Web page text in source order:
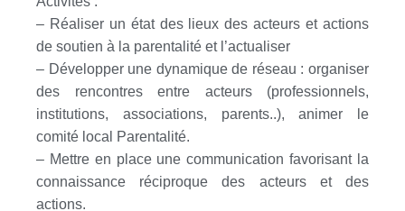
– Réaliser un état des lieux des acteurs et actions
de soutien à la parentalité et l’actualiser
– Développer une dynamique de réseau : organiser
des rencontres entre acteurs (professionnels,
institutions, associations, parents..), animer le
comité local Parentalité.
– Mettre en place une communication favorisant la
connaissance réciproque des acteurs et des
actions.